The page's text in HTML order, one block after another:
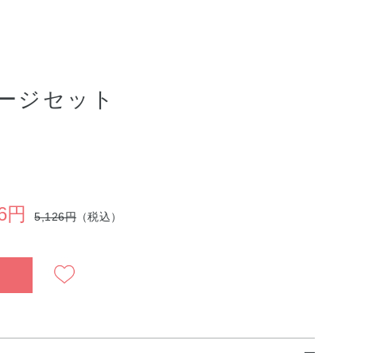
ジセット
円 5,126円（税込）